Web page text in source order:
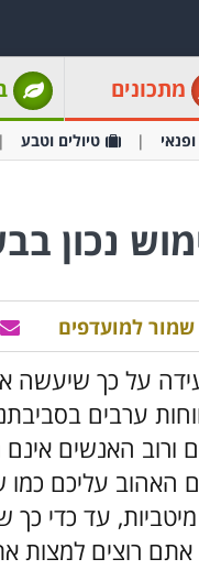
מתכונים
טיולים וטבע
נכון
שמור למועדפים
על כך שיעשה
ערבים
האנשים
האהוב עליכם
עד כדי
רוצים למצות